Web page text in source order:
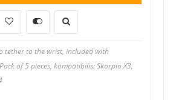
tether to the wrist, included with
of 5 pieces, kompatibilis: Skorpio X3,